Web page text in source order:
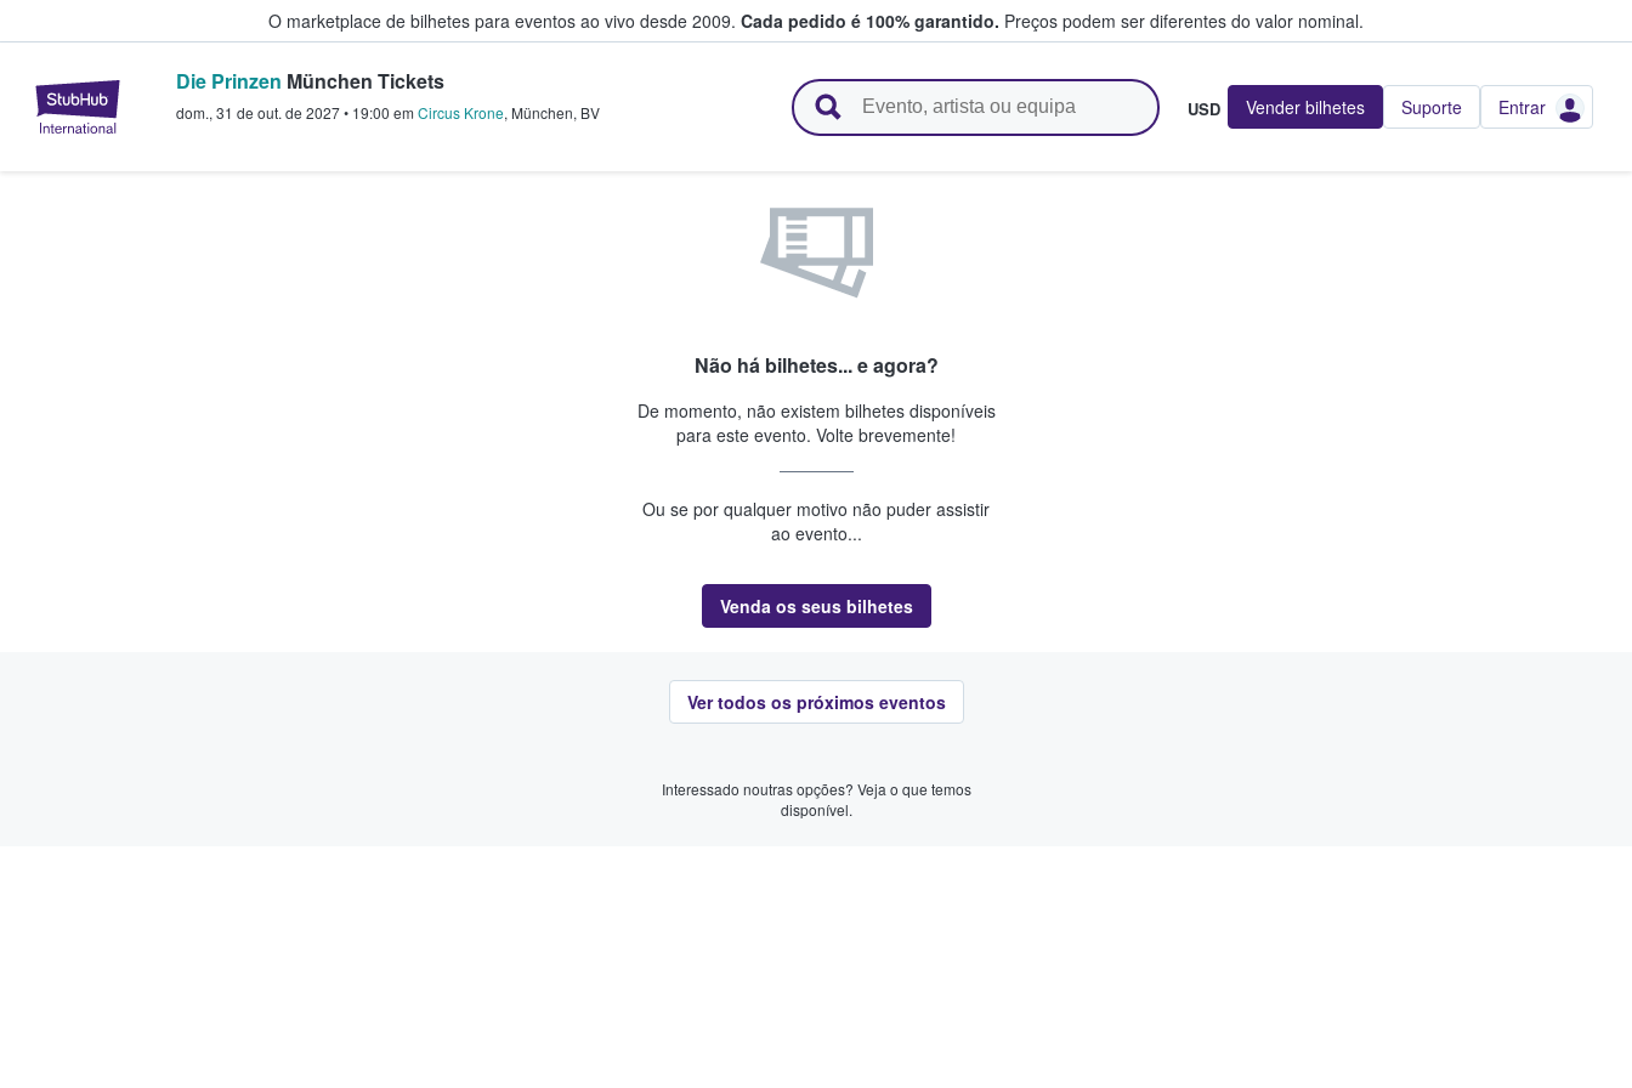
O marketplace de bilhetes para eventos ao vivo desde 2009. Cada pedido é 100% garantido. Preços podem ser diferentes do valor nominal.
StubHub – onde os fãs compram e vendem bilhetes
Die Prinzen München Tickets
dom., 31 de out. de 2027• 19:00 em Circus Krone, München, BV USD Vender bilhetes Suporte Entrar
Não há bilhetes... e agora?
De momento, não existem bilhetes disponíveis
para este evento. Volte brevemente!
Ou se por qualquer motivo não puder assistir
ao evento...
Venda os seus bilhetes
Ver todos os próximos eventos
Interessado noutras opções? Veja o que temos
disponível.